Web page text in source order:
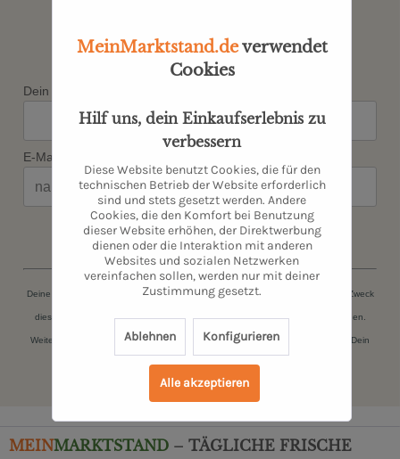
Angebot verpassen
Dein Vorname*
E-Mail*
JETZT ANMELDEN
Deine persönlichen Daten (Name, E-Mail-Adresse) werden ausschließlich zum Zweck
dieser Zusendungen gespeichert. Du kannst Dich jederzeit kostenfrei abmelden.
Weitere Informationen findest Du in unsererDatenschutzerklärung . Danke für Dein
Vertrauen.
MEINMARKTSTAND – TÄGLICHE FRISCHE
MeinMarktstand.deverwendet
Cookies
Hilf uns, dein Einkaufserlebnis zu
verbessern
Diese Website benutzt Cookies, die für den
technischen Betrieb der Website erforderlich
sind und stets gesetzt werden. Andere
Cookies, die den Komfort bei Benutzung
dieser Website erhöhen, der Direktwerbung
dienen oder die Interaktion mit anderen
Websites und sozialen Netzwerken
vereinfachen sollen, werden nur mit deiner
Zustimmung gesetzt.
Ablehnen Konfigurieren
Alle akzeptieren